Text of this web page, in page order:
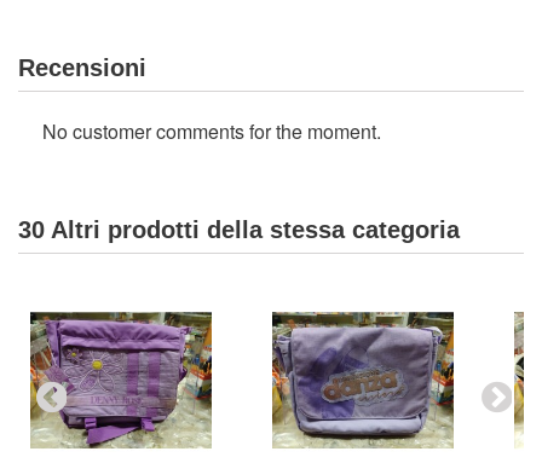
Recensioni
No customer comments for the moment.
30 Altri prodotti della stessa categoria